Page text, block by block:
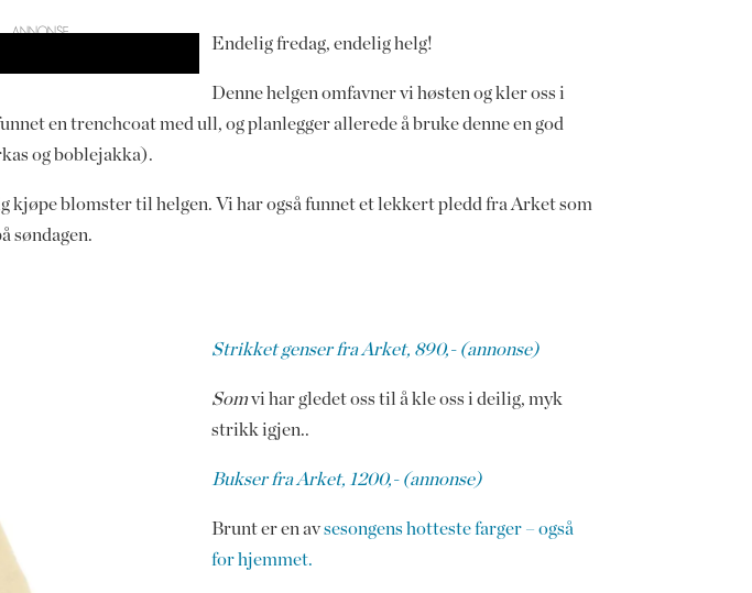
Endelig fredag, endelig helg!
Denne helgen omfavner vi høsten og kler oss i
en trenchcoat med ull, og planlegger allerede å bruke denne en god
og boblejakka).
kjøpe blomster til helgen. Vi har også funnet et lekkert pledd fra Arket som
søndagen.
Strikket genser fra Arket, 890,- (annonse)
Somvi har gledet oss til å kle oss i deilig, myk
strikk igjen..
Bukser fra Arket, 1200,- (annonse)
Brunt er en avsesongens hotteste farger – også
for hjemmet.